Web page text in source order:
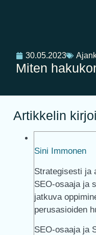
30.05.2023
Miten
Artikkelin
Sini Immonen
Strategisesti ja
SEO-osaaja ja
jatkuva
perusasioiden
SEO-osaaja ja